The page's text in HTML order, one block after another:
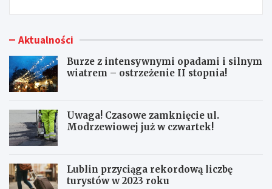
Aktualności
Burze z intensywnymi opadami i silnym
wiatrem – ostrzeżenie II stopnia!
Uwaga! Czasowe zamknięcie ul.
Modrzewiowej już w czwartek!
Lublin przyciąga rekordową liczbę
turystów w 2023 roku